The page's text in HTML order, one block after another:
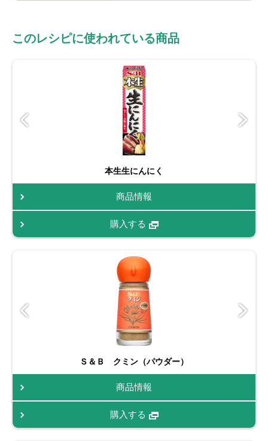
このレシピに使われている商品
本生生にんにく
商品情報
購入する
Ｓ＆Ｂ クミン（パウダー）
商品情報
購入する